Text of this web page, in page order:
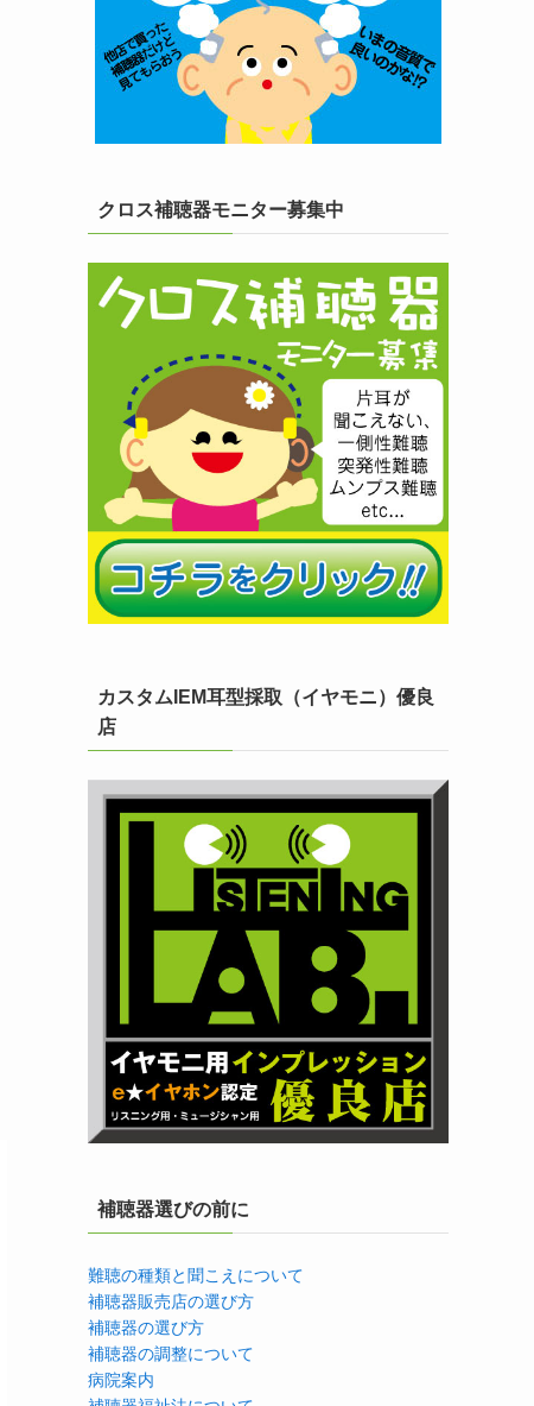
クロス補聴器モニター募集中
カスタムIEM耳型採取（イヤモニ）優良
店
補聴器選びの前に
難聴の種類と聞こえについて
補聴器販売店の選び方
補聴器の選び方
補聴器の調整について
病院案内